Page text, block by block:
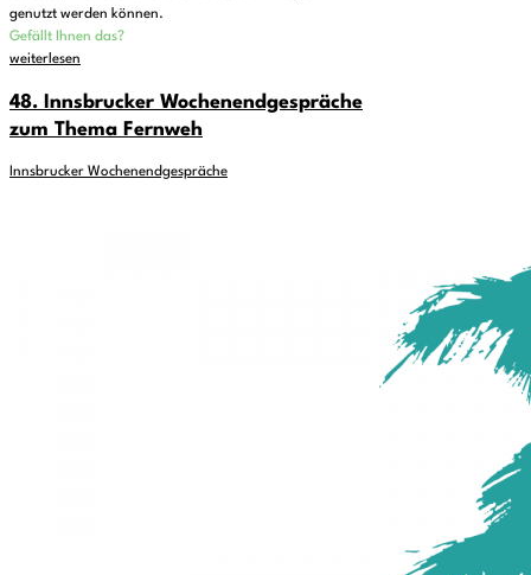
genutzt werden können.
Gefällt Ihnen das?
weiterlesen
48. Innsbrucker Wochenendgespräche
zum Thema Fernweh
Innsbrucker Wochenendgespräche